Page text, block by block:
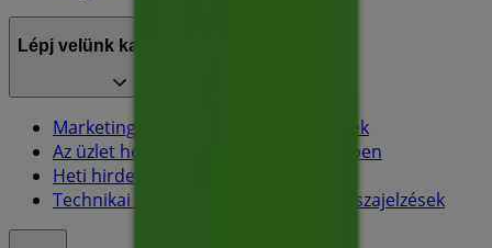
Lépj velünk kapcsolatba
Marketing és üzleti célú megkeresések
Az üzlet helytelenül található a térképen
Heti hirdetési visszajelzés
Technikai problémák és általános visszajelzések